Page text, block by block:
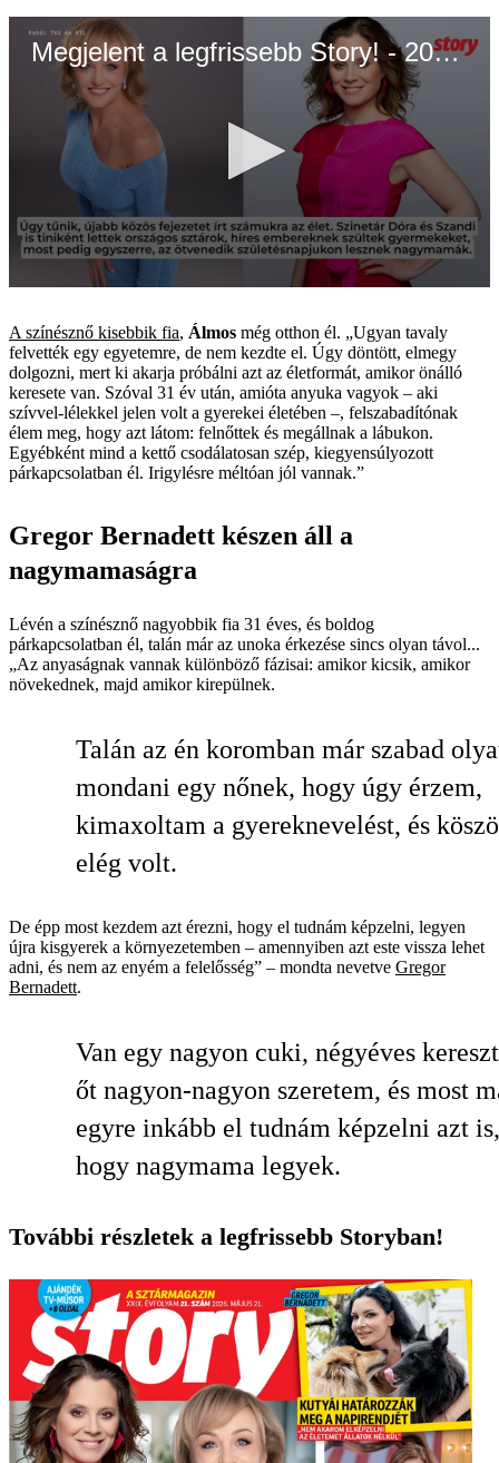
Megjelent a legfrissebb Story! - 2026.05.21.
of
55
seconds
A színésznő kisebbik fia, Álmos még otthon él. „Ugyan tavaly
felvették egy egyetemre, de nem kezdte el. Úgy döntött, elmegy
dolgozni, mert ki akarja próbálni azt az életformát, amikor önálló
keresete van. Szóval 31 év után, amióta anyuka vagyok – aki
szívvel-lélekkel jelen volt a gyerekei életében –, felszabadítónak
élem meg, hogy azt látom: felnőttek és megállnak a lábukon.
Egyébként mind a kettő csodálatosan szép, kiegyensúlyozott
párkapcsolatban él. Irigylésre méltóan jól vannak.”
Gregor Bernadett készen áll a
nagymamaságra
Lévén a színésznő nagyobbik fia 31 éves, és boldog
párkapcsolatban él, talán már az unoka érkezése sincs olyan távol...
„Az anyaságnak vannak különböző fázisai: amikor kicsik, amikor
növekednek, majd amikor kirepülnek.
Talán az én koromban már szabad
mondani egy nőnek, hogy úgy érzem,
kimaxoltam a gyereknevelést, és
elég volt.
De épp most kezdem azt érezni, hogy el tudnám képzelni, legyen
újra kisgyerek a környezetemben – amennyiben azt este vissza lehet
adni, és nem az enyém a felelősség” – mondta nevetve Gregor
Bernadett.
Van egy nagyon cuki, négyéves
őt nagyon-nagyon szeretem, és most
egyre inkább el tudnám képzelni azt is,
hogy nagymama legyek.
További részletek a legfrissebb Storyban!